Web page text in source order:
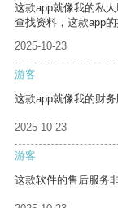
这款app就像我的私
查找资料，这款app
2025-10-23
游客
这款app就像我的财
2025-10-23
游客
这款软件的售后服务